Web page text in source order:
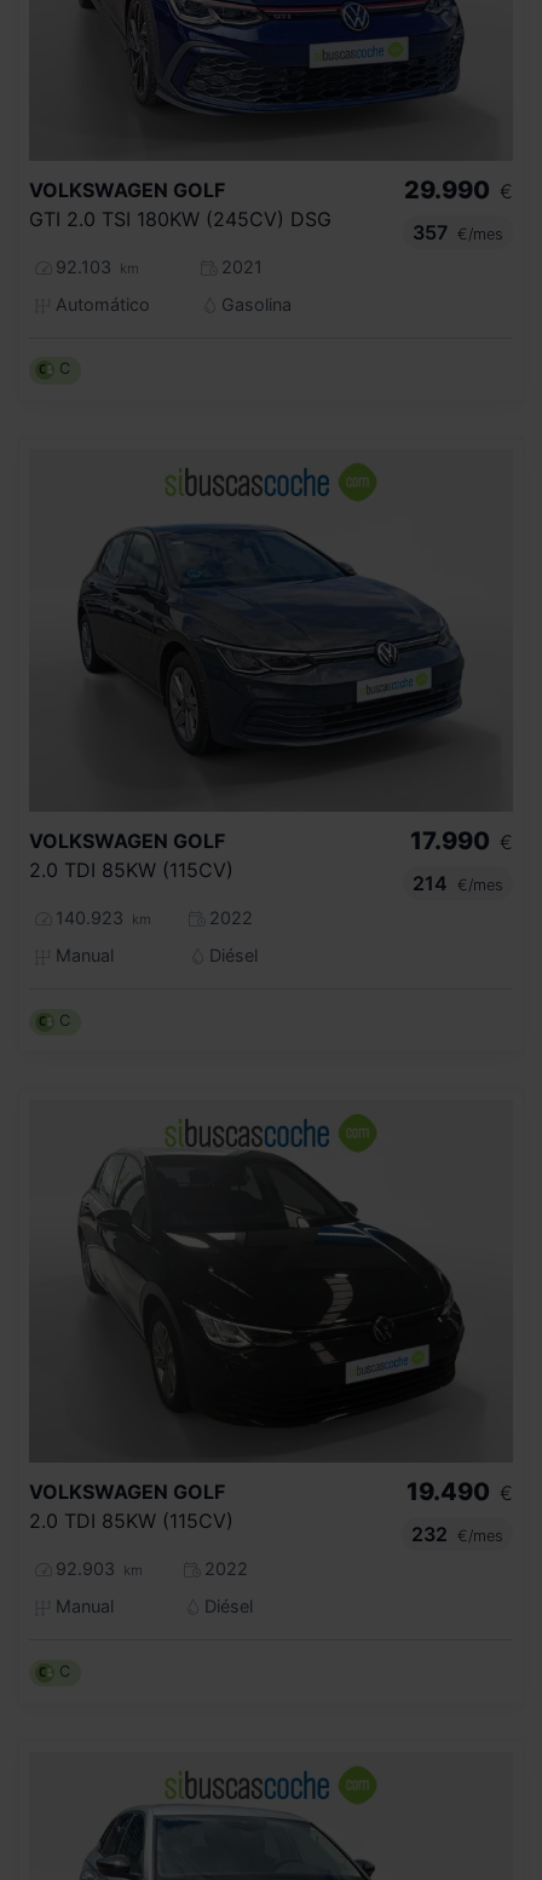
VOLKSWAGEN GOLF
GTI 2.0 TSI 180KW (245CV) DSG
92.103 km
2021
Automático
Gasolina
29.990 €
357
€/mes
C
VOLKSWAGEN GOLF
2.0 TDI 85KW (115CV)
140.923 km
2022
Manual
Diésel
17.990 €
214
€/mes
C
VOLKSWAGEN GOLF
2.0 TDI 85KW (115CV)
92.903 km
2022
Manual
Diésel
19.490 €
232
€/mes
C